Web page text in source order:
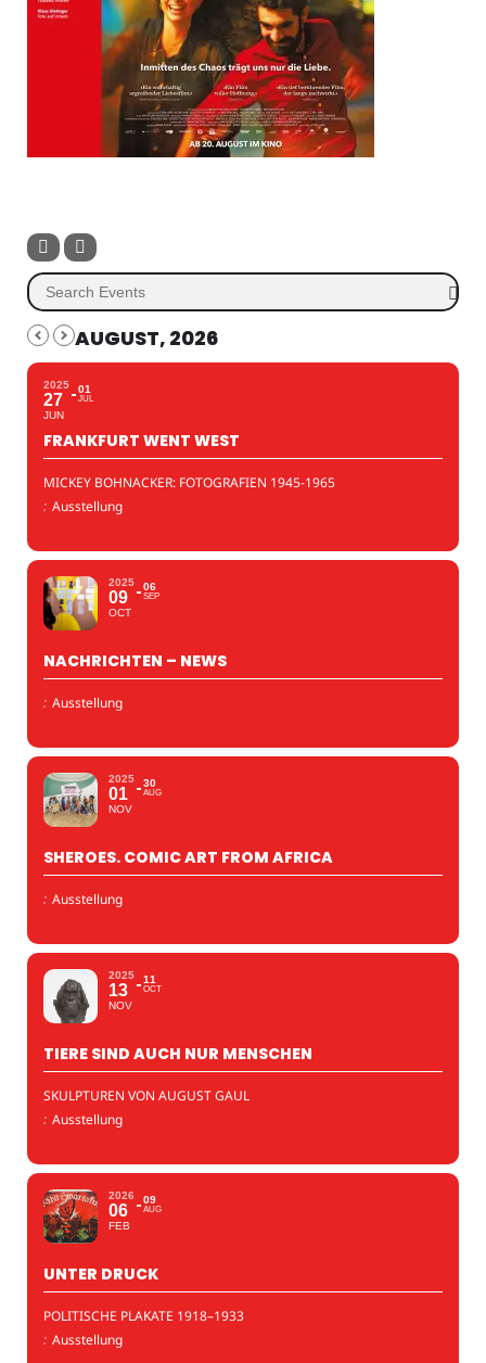
AUGUST, 2026
2025
27
JUN
01
JUL
FRANKFURT WENT WEST
MICKEY BOHNACKER: FOTOGRAFIEN 1945-1965
: Ausstellung
2025
09
OCT
06
SEP
NACHRICHTEN – NEWS
: Ausstellung
2025
01
NOV
30
AUG
SHEROES. COMIC ART FROM AFRICA
: Ausstellung
2025
13
NOV
11
OCT
TIERE SIND AUCH NUR MENSCHEN
SKULPTUREN VON AUGUST GAUL
: Ausstellung
2026
06
FEB
09
AUG
UNTER DRUCK
POLITISCHE PLAKATE 1918–1933
: Ausstellung